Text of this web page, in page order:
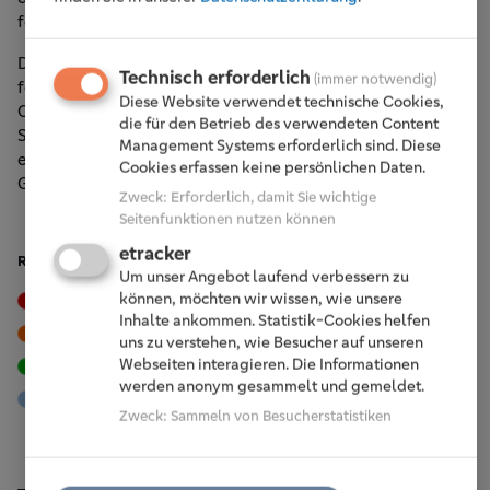
fördern.“
Die Weihnachtswunschbaum-Aktion ist seit vielen Jahren
fester Bestandteil der Vorweihnachtszeit bei der Volksbank
Oberberg. In diesem Jahr wurde sie erstmals an vier
Standorten gleichzeitig umgesetzt. Die zahlreichen
erfüllten Wünsche unterstreichen, wie stark der
Gemeinschaftsgedanke in der Region verankert ist.
RUBRIKEN
Tipps & Trends
Karriere
Nachhaltigkeit
Engagement
Mitglieder
Technisch erforderlich (immer notwendig)
Diese Website verwendet technische Cookies,
die für den Betrieb des verwendeten Content
Management Systems erforderlich sind. Diese
Cookies erfassen keine persönlichen Daten.
Zweck: Erforderlich, damit Sie wichtige
Seitenfunktionen nutzen können
etracker
Um unser Angebot laufend verbessern zu
können, möchten wir wissen, wie unsere
Inhalte ankommen. Statistik-Cookies helfen
uns zu verstehen, wie Besucher auf unseren
Webseiten interagieren. Die Informationen
werden anonym gesammelt und gemeldet.
Zweck: Sammeln von Besucherstatistiken